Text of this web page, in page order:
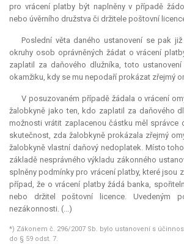
pro vrácení platby být naplněny v případě
nebo úvěrního družstva či držitele poštovní
Poslední věta daného ustanovení se pak
okruhy osob oprávněných žádat o vrácení
zaplatil za daňového dlužníka, toto
okamžiku, kdy se mu nepodaří prokázat zřejmý
V posuzovaném případě žádala o vrácení
žalobkyně jako ten, kdo zaplatil za daňového
možnosti vrátit zaplacenou částku měl správce
skutečnost, zda žalobkyně prokázala zřejmý
žalobkyně vlastní daňový nedoplatek. Místo
základě nesprávného výkladu zákonného
splněny podmínky pro vrácení platby, které jsou
případ, že o vrácení platby žádá banka,
nebo držitel poštovní licence. Uvedeným
nezákonnosti. (...)
*) Zákonem č. 296/2007 Sb. bylo ustanovení s
do § 59 odst. 7.